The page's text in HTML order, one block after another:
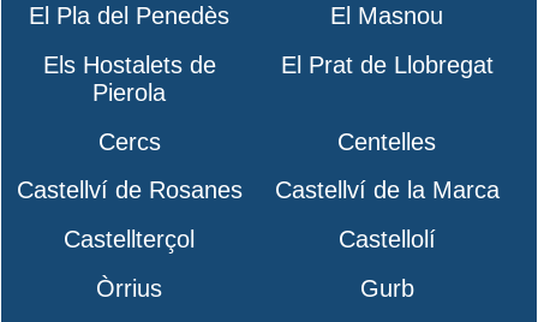
El Pla del Penedès
El Masnou
Els Hostalets de
Pierola
El Prat de Llobregat
Cercs
Centelles
Castellví de Rosanes
Castellví de la Marca
Castellterçol
Castellolí
Òrrius
Gurb